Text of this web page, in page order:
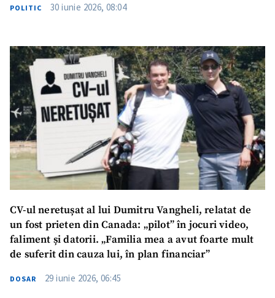
POLITIC 30 iunie 2026, 08:04
CV-ul neretușat al lui Dumitru Vangheli, relatat de
un fost prieten din Canada: „pilot” în jocuri video,
faliment și datorii. „Familia mea a avut foarte mult
de suferit din cauza lui, în plan financiar”
DOSAR 29 iunie 2026, 06:45